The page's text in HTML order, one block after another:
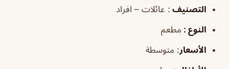
التصنيف : عائلات – افراد
النوع : مطعم
الأسعار: متوسطة